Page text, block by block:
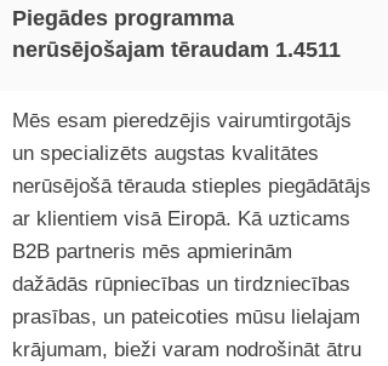
Piegādes programma
nerūsējošajam tēraudam 1.4511
Mēs esam pieredzējis vairumtirgotājs
un specializēts augstas kvalitātes
nerūsējošā tērauda stieples piegādātājs
ar klientiem visā Eiropā. Kā uzticams
B2B partneris mēs apmierinām
dažādās rūpniecības un tirdzniecības
prasības, un pateicoties mūsu lielajam
krājumam, bieži varam nodrošināt ātru